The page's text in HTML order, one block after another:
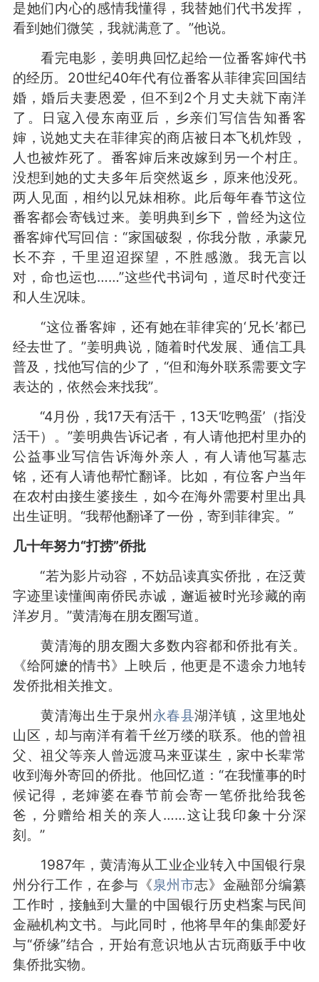
是她们内心的感情我懂得，我替她们代书发挥，
看到她们微笑，我就满意了。”他说。
看完电影，姜明典回忆起给一位番客婶代书
的经历。20世纪40年代有位番客从菲律宾回国结
婚，婚后夫妻恩爱，但不到2个月丈夫就下南洋
了。日寇入侵东南亚后，乡亲们写信告知番客
婶，说她丈夫在菲律宾的商店被日本飞机炸毁，
人也被炸死了。番客婶后来改嫁到另一个村庄。
没想到她的丈夫多年后突然返乡，原来他没死。
两人见面，相约以兄妹相称。此后每年春节这位
番客都会寄钱过来。姜明典到乡下，曾经为这位
番客婶代写回信：“家国破裂，你我分散，承蒙兄
长不弃，千里迢迢探望，不胜感激。我无言以
对，命也运也……”这些代书词句，道尽时代变迁
和人生况味。
“这位番客婶，还有她在菲律宾的‘兄长’都已
经去世了。”姜明典说，随着时代发展、通信工具
普及，找他写信的少了，“但和海外联系需要文字
表达的，依然会来找我”。
“4月份，我17天有活干，13天‘吃鸭蛋’（指没
活干）。”姜明典告诉记者，有人请他把村里办的
公益事业写信告诉海外亲人，有人请他写墓志
铭，还有人请他帮忙翻译。比如，有位客户当年
在农村由接生婆接生，如今在海外需要村里出具
出生证明。“我帮他翻译了一份，寄到菲律宾。”
几十年努力“打捞”侨批
“若为影片动容，不妨品读真实侨批，在泛黄
字迹里读懂闽南侨民赤诚，邂逅被时光珍藏的南
洋岁月。”黄清海在朋友圈写道。
黄清海的朋友圈大多数内容都和侨批有关。
《给阿嬷的情书》上映后，他更是不遗余力地转
发侨批相关推文。
黄清海出生于泉州永春县湖洋镇，这里地处
山区，却与南洋有着千丝万缕的联系。他的曾祖
父、祖父等亲人曾远渡马来亚谋生，家中长辈常
收到海外寄回的侨批。他回忆道：“在我懂事的时
候记得，老婶婆在春节前会寄一笔侨批给我爸
爸，分赠给相关的亲人……这让我印象十分深
刻。”
1987年，黄清海从工业企业转入中国银行泉
州分行工作，在参与《泉州市志》金融部分编纂
工作时，接触到大量的中国银行历史档案与民间
金融机构文书。与此同时，他将早年的集邮爱好
与“侨缘”结合，开始有意识地从古玩商贩手中收
集侨批实物。